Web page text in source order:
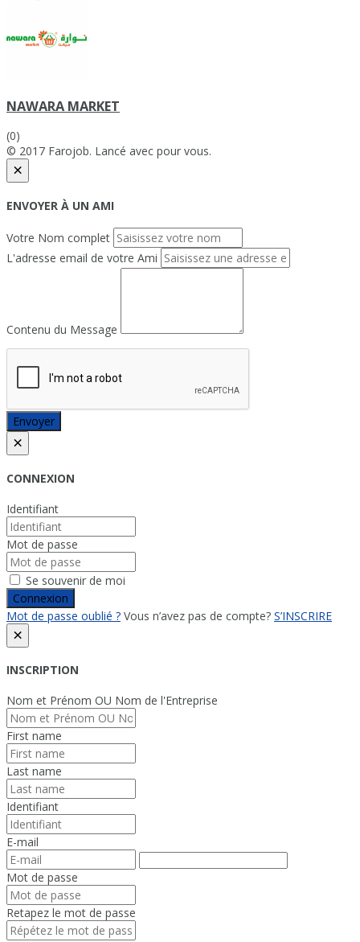
NAWARA MARKET
(0)
© 2017 Farojob. Lancé avec pour vous.
×
ENVOYER À UN AMI
Votre Nom complet
L'adresse email de votre Ami
Contenu du Message
Envoyer
×
CONNEXION
Identifiant
Mot de passe
Se souvenir de moi
Connexion
Mot de passe oublié ? Vous n’avez pas de compte? S’INSCRIRE
×
INSCRIPTION
Nom et Prénom OU Nom de l'Entreprise
First name
Last name
Identifiant
E-mail
Mot de passe
Retapez le mot de passe